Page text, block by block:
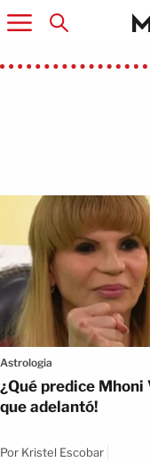
Artículos
Astrologia
¿Qué predice
que adelantó!
Por Kristel Escobar